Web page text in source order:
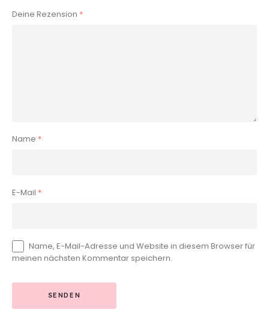
Deine Rezension *
Name *
E-Mail *
Name, E-Mail-Adresse und Website in diesem Browser für
meinen nächsten Kommentar speichern.